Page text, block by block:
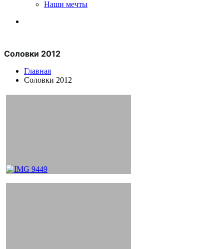
Наши мечты
Соловки 2012
Главная
Соловки 2012